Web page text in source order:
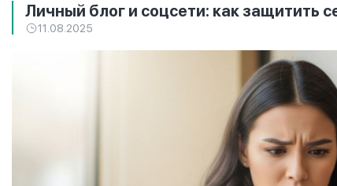
Личный блог и соцсети: как защитить
11.08.2025